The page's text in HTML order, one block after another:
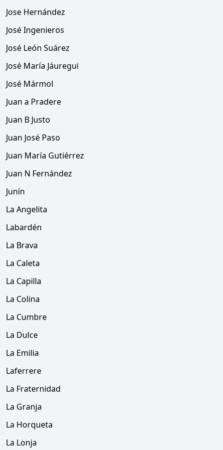
Jose Hernández
José Ingenieros
José León Suárez
José María Jáuregui
José Mármol
Juan a Pradere
Juan B Justo
Juan José Paso
Juan María Gutiérrez
Juan N Fernández
Junín
La Angelita
Labardén
La Brava
La Caleta
La Capilla
La Colina
La Cumbre
La Dulce
La Emilia
Laferrere
La Fraternidad
La Granja
La Horqueta
La Lonja